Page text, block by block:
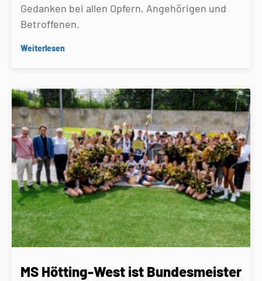
Gedanken bei allen Opfern, Angehörigen und
Betroffenen.
Weiterlesen
MS Hötting-West ist Bundesmeister